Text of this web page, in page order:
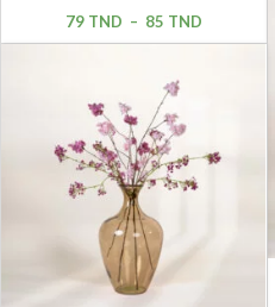
79 TND – 85 TND